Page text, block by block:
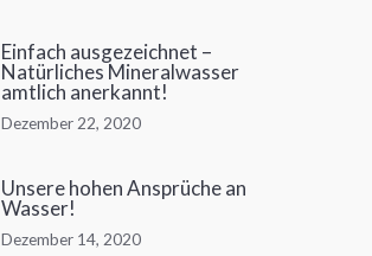
Einfach ausgezeichnet –
Natürliches Mineralwasser
amtlich anerkannt!
Dezember 22, 2020
Unsere hohen Ansprüche an
Wasser!
Dezember 14, 2020